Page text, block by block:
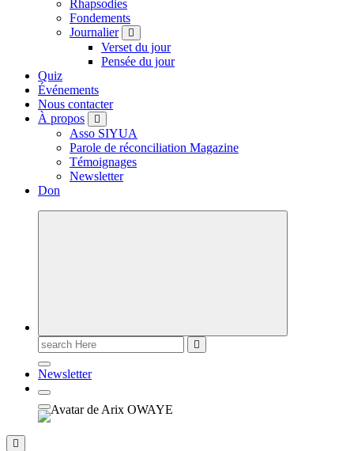
Rhapsodies
Fondements
Journalier
Verset du jour
Pensée du jour
Quiz
Événements
Nous contacter
À propos
Asso SIYUA
Parole de réconciliation Magazine
Témoignages
Newsletter
Don
Newsletter